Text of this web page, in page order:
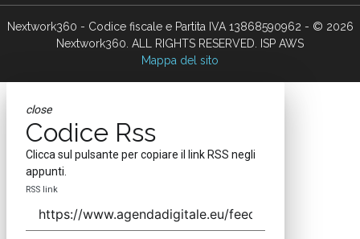
Nextwork360 - Codice fiscale e Partita IVA 13868590962 - © 2026
Nextwork360. ALL RIGHTS RESERVED. ISP AWS
Mappa del sito
close
Codice Rss
Clicca sul pulsante per copiare il link RSS negli
appunti.
RSS link